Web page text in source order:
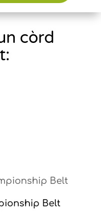
còrd
Belt